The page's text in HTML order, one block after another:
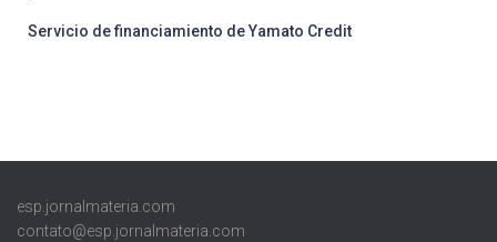
Servicio de financiamiento de Yamato Credit
esp.jornalmateria.com
contato@esp.jornalmateria.com